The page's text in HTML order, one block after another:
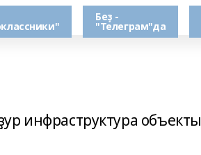
Беҙ -
"Телеграм"да
инфраструктура объекты